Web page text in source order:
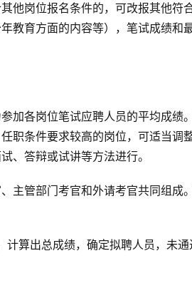
他岗位报名条件的，可改报其他符
教育方面的内容等），笔试成绩和
加各岗位笔试应聘人员的平均成绩
职条件要求较高的岗位，可适当调
、答辩或试讲等方法进行。
主管部门考官和外请考官共同组成
算出总成绩，确定拟聘人员，未通